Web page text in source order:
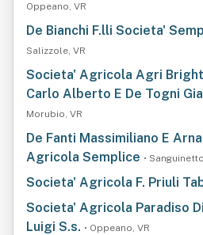
Oppeano, VR
De Bianchi F.lli Societa'
Salizzole, VR
Societa' Agricola Agri Bright
Carlo Alberto E De Togni
Morubio, VR
De Fanti Massimiliano E
Agricola Semplice •
Societa' Agricola F. Priuli
Societa' Agricola Paradiso
Luigi S.s. • Oppeano, VR